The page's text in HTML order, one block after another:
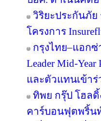
วิริยะประกันภัย
โครงการ
กรุงไทย–แอกซ่
Leader Mid-
และตัวแทนเข้า
ทิพย กรุ๊ป โฮล
คาร์บอนฟุตพริ้น